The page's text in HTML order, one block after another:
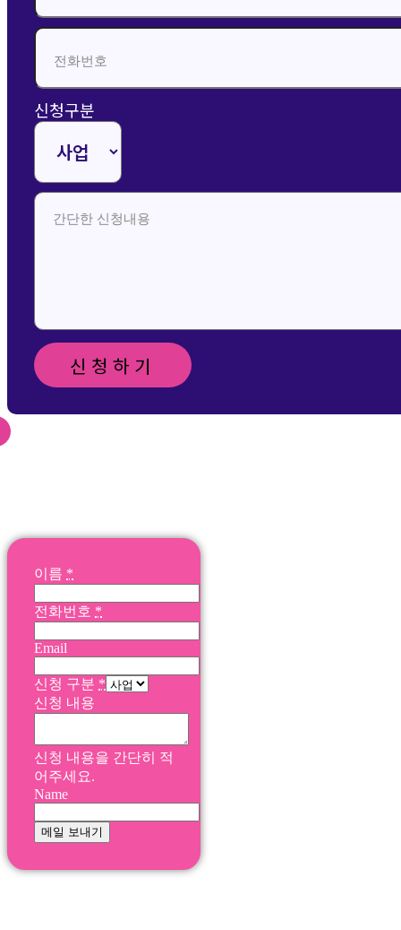
신청구분
신청하기
이름 *
전화번호 *
Email
신청 구분 *
신청 내용
신청 내용을 간단히 적
어주세요.
Name
메일 보내기